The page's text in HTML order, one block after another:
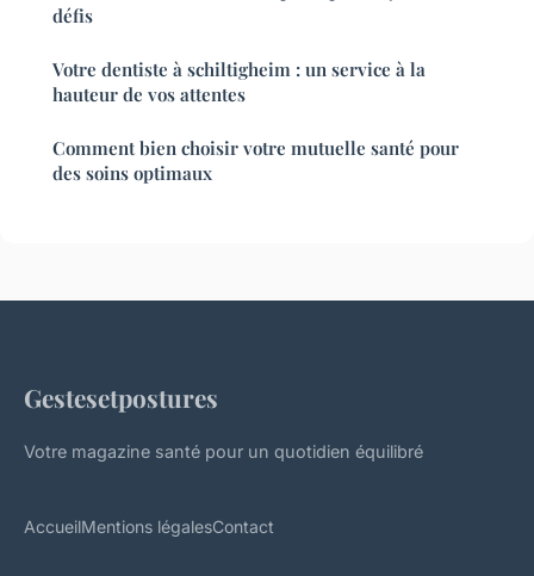
défis
Votre dentiste à schiltigheim : un service à la
hauteur de vos attentes
Comment bien choisir votre mutuelle santé pour
des soins optimaux
Gestesetpostures
Votre magazine santé pour un quotidien équilibré
AccueilMentions légalesContact